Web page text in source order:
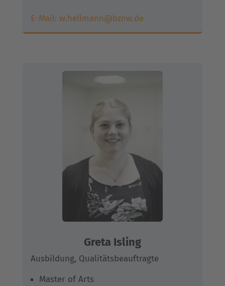
E-Mail: w.hellmann@bznw.de
Greta Isling
Ausbildung, Qualitätsbeauftragte
Master of Arts